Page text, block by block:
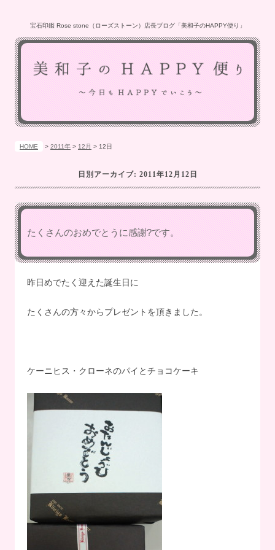
宝石印鑑 Rose stone（ローズストーン）店長ブログ「美和子のHAPPY便り」
HOME > 2011年 > 12月 > 12日
日別アーカイブ: 2011年12月12日
たくさんのおめでとうに感謝?です。
昨日めでたく迎えた誕生日に
たくさんの方々からプレゼントを頂きました。
ケーニヒス・クローネのパイとチョコケーキ